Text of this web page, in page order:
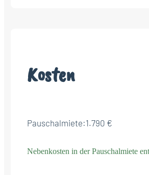
Kosten
Pauschalmiete:1.790 €
Nebenkosten in der Pauschalmiete